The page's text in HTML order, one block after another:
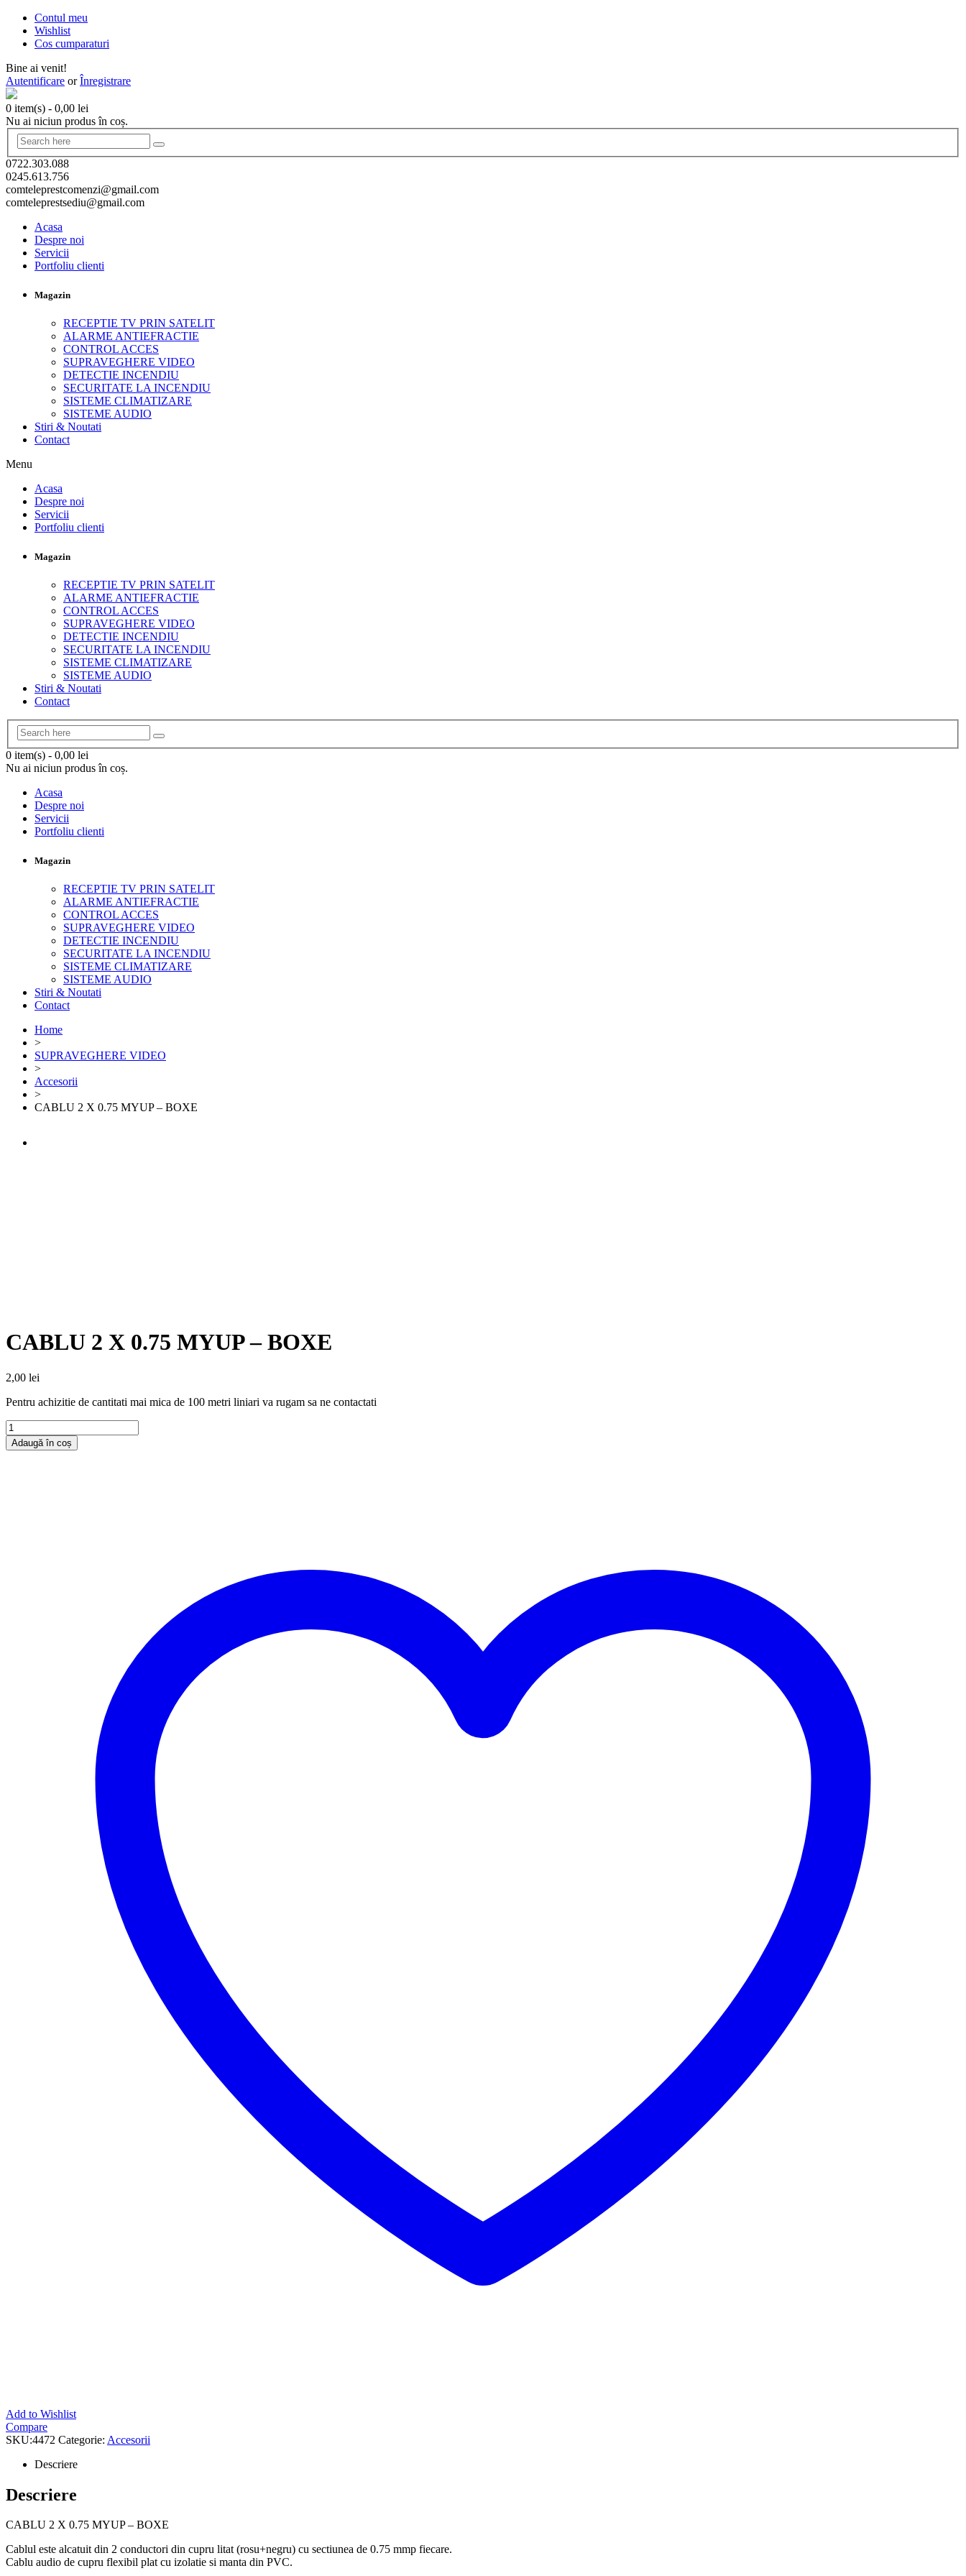
Contul meu
Wishlist
Cos cumparaturi
Bine ai venit!
Autentificare orÎnregistrare
0 item(s) - 0,00 lei
Nu ai niciun produs în coș.
0722.303.088
0245.613.756
comteleprestcomenzi@gmail.com
comteleprestsediu@gmail.com
Acasa
Despre noi
Servicii
Portfoliu clienti
Magazin
RECEPTIE TV PRIN SATELIT
ALARME ANTIEFRACTIE
CONTROL ACCES
SUPRAVEGHERE VIDEO
DETECTIE INCENDIU
SECURITATE LA INCENDIU
SISTEME CLIMATIZARE
SISTEME AUDIO
Stiri & Noutati
Contact
Menu
Acasa
Despre noi
Servicii
Portfoliu clienti
Magazin
RECEPTIE TV PRIN SATELIT
ALARME ANTIEFRACTIE
CONTROL ACCES
SUPRAVEGHERE VIDEO
DETECTIE INCENDIU
SECURITATE LA INCENDIU
SISTEME CLIMATIZARE
SISTEME AUDIO
Stiri & Noutati
Contact
0 item(s) - 0,00 lei
Nu ai niciun produs în coș.
Acasa
Despre noi
Servicii
Portfoliu clienti
Magazin
RECEPTIE TV PRIN SATELIT
ALARME ANTIEFRACTIE
CONTROL ACCES
SUPRAVEGHERE VIDEO
DETECTIE INCENDIU
SECURITATE LA INCENDIU
SISTEME CLIMATIZARE
SISTEME AUDIO
Stiri & Noutati
Contact
Home
>
SUPRAVEGHERE VIDEO
>
Accesorii
>
CABLU 2 X 0.75 MYUP – BOXE
CABLU 2 X 0.75 MYUP – BOXE
2,00 lei
Pentru achizitie de cantitati mai mica de 100 metri liniari va rugam sa ne contactati
Adaugă în coș
Add to Wishlist
Compare
SKU:4472 Categorie: Accesorii
Descriere
Descriere
CABLU 2 X 0.75 MYUP – BOXE
Cablul este alcatuit din 2 conductori din cupru litat (rosu+negru) cu sectiunea de 0.75 mmp fiecare.
Cablu audio de cupru flexibil plat cu izolatie si manta din PVC.